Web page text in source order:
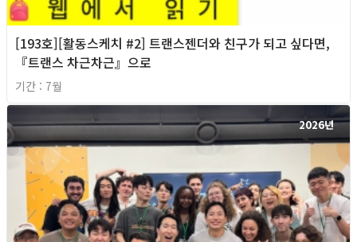
[193호][활동스케치 #2] 트랜스젠더와 친구가 되고 싶다면,
『트랜스 차근차근』으로
기간 : 7월
2026년